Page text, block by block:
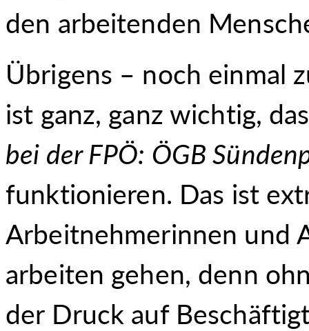
den arbeitenden
Übrigens – noch einmal
ist ganz, ganz wichtig,
bei der FPÖ: ÖGB
funktionieren. Das ist
Arbeitnehmerinnen und
arbeiten gehen, denn
der Druck auf